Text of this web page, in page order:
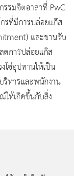
รมจิตอาสาที่ PwC
รที่มีการปล่อยแก๊ส
และขานรับ
ดการปล่อยแก๊ส
โซ่อุปทานให้เป็น
หารและพนักงาน
ห้เกิดขึ้นกับสิ่ง